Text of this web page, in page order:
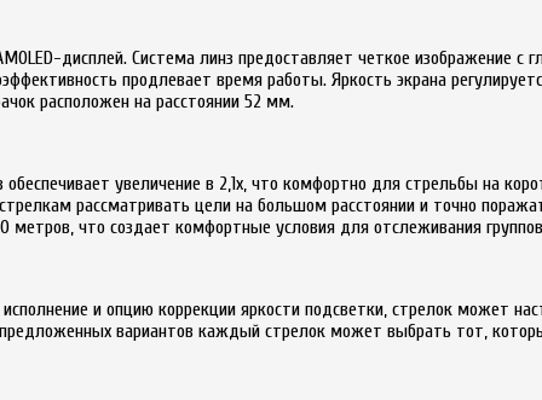
дисплей. Система линз предоставляет четкое изображение
продлевает время работы. Яркость экрана
расположен на расстоянии 52 мм.
увеличение в 2,1х, что комфортно для стрельбы на
рассматривать цели на большом расстоянии и точно
метров, что создает комфортные условия для отслеживания
и опцию коррекции яркости подсветки, стрелок может
вариантов каждый стрелок может выбрать тот,